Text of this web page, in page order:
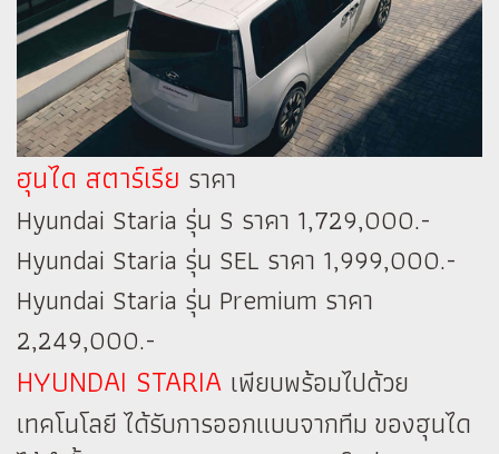
ฮุนได สตาร์เรีย ราคา
Hyundai Staria รุ่น S ราคา 1,729,000.-
Hyundai Staria รุ่น SEL ราคา 1,999,000.-
Hyundai Staria รุ่น Premium ราคา
2,249,000.-
HYUNDAI STARIA เพียบพร้อมไปด้วย
เทคโนโลยีได้รับการออกแบบจากทีม ของฮุนได